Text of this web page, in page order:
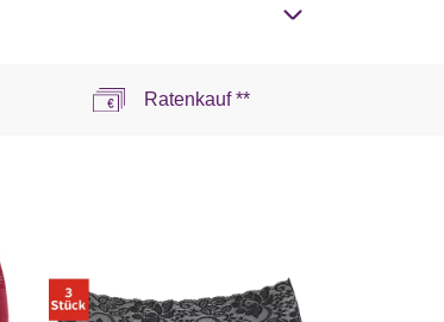
Ratenkauf **